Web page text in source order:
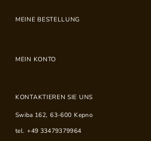
MEINE BESTELLUNG
MEIN KONTO
KONTAKTIEREN SIE UNS
Swiba 162, 63-600 Kepno
tel. +49 33479379964